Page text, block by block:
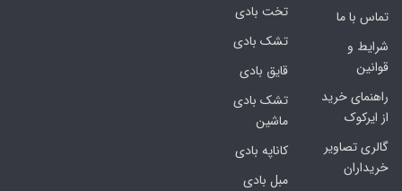
تماس با ما
شرایط و
قوانین
راهنمای خرید
از ایرکوک
گالری تصاویر
خریداران
تخت بادی
تشک بادی
قایق بادی
تشک بادی
ماشین
کاناپه بادی
مبل بادی